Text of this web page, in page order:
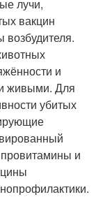
лучи,
вакцин
и
живыми. Для
убитых
и